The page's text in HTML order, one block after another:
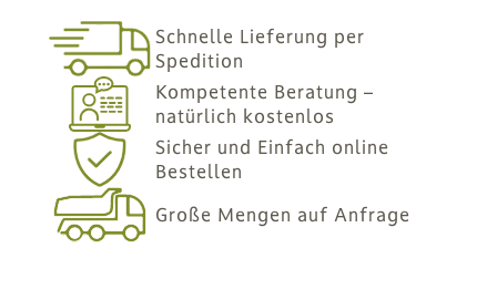
Schnelle Lieferung per
Spedition
Kompetente Beratung –
natürlich kostenlos
Sicher und Einfach online
Bestellen
Große Mengen auf Anfrage